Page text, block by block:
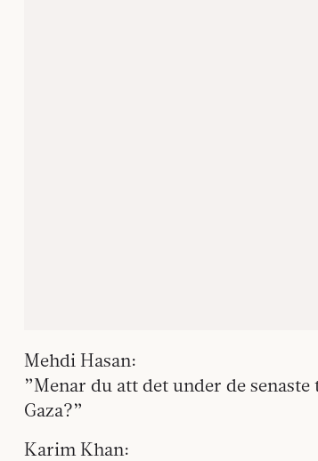
Mehdi Hasan:
”Menar du att det under de
Gaza?”
Karim Khan: